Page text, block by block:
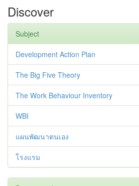
Discover
Subject
Development Action Plan
The Big Five Theory
The Work Behaviour Inventory
WBI
แผนพัฒนาตนเอง
โรงแรม